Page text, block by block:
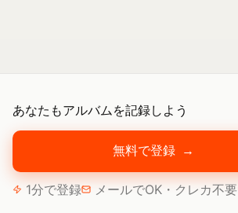
あなたもアルバムを記録しよう
無料で登録 →
1分で登録 メールでOK・クレカ不要